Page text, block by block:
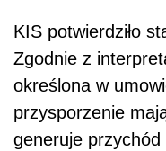
KIS potwierdziło
Zgodnie z
określona w
przysporzenie
generuje